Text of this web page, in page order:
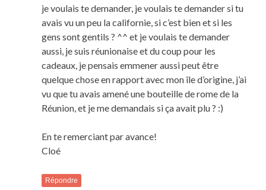
je voulais te demander, je voulais te demander si tu
avais vu un peu la californie, si c’est bien et si les
gens sont gentils ? ^^ et je voulais te demander
aussi, je suis réunionaise et du coup pour les
cadeaux, je pensais emmener aussi peut être
quelque chose en rapport avec mon île d’origine, j’ai
vu que tu avais amené une bouteille de rome de la
Réunion, et je me demandais si ça avait plu ? :)
En te remerciant par avance!
Cloé
Répondre